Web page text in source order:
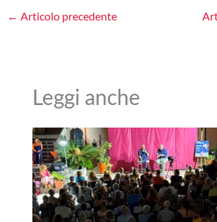
← Articolo precedente
Leggi anche